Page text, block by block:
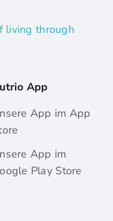
living through
App
App im App
App im
Play Store